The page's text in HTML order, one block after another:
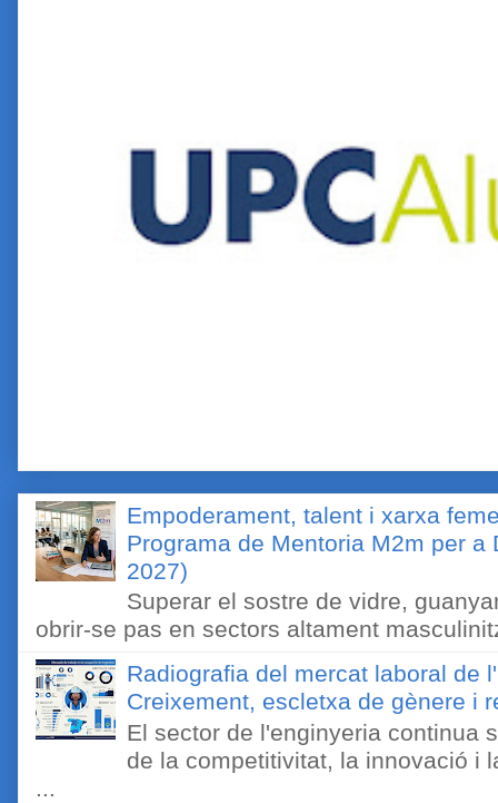
Empoderament, talent i xarxa
Programa de Mentoria M2m per
2027)
Superar el sostre de vidre,
obrir-se pas en sectors altament
Radiografia del mercat laboral de
Creixement, escletxa de gènere i
El sector de l'enginyeria continua
de la competitivitat, la innovació i
...